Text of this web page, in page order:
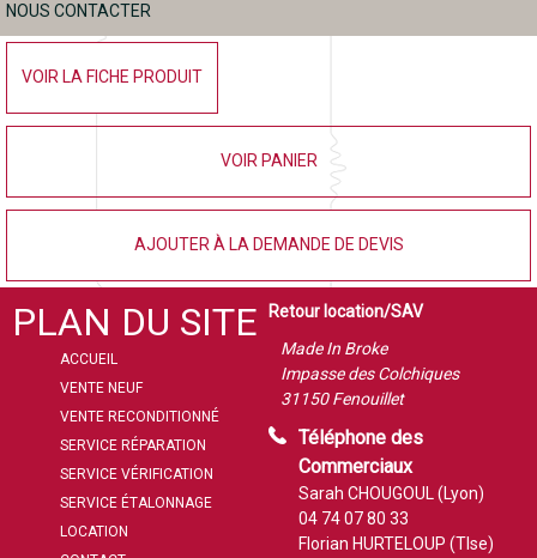
NOUS CONTACTER
VOIR LA FICHE PRODUIT
VOIR PANIER
AJOUTER À LA DEMANDE DE DEVIS
PLAN DU SITE
ACCUEIL
VENTE NEUF
VENTE RECONDITIONNÉ
SERVICE RÉPARATION
SERVICE VÉRIFICATION
SERVICE ÉTALONNAGE
LOCATION
Retour location/SAV
Made In Broke
Impasse des Colchiques
31150 Fenouillet
Téléphone des
Commerciaux
Sarah CHOUGOUL (Lyon)
04 74 07 80 33
Florian HURTELOUP (Tlse)